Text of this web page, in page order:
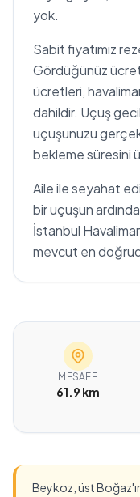
yok.
Sabit fiyatımız
Gördüğünüz
ücretleri,
dahildir. Uçuş
uçuşunuzu
bekleme süresini
Aile ile seyahat
bir uçuşun
İstanbul
mevcut en
MESAFE
61.9 km
Beykoz, üst Boğaz'ın